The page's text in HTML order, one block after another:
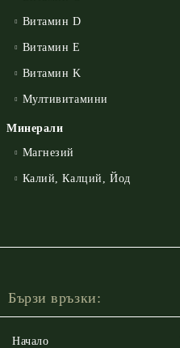
Витамин D
Витамин E
Витамин K
Мултивитамини
Минерали
Магнезий
Калий, Калций, Йод
Бързи връзки:
Начало